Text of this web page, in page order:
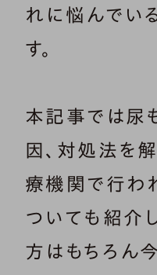
れに悩んでい
す。
本記事では尿
因、対処法を
療機関で行わ
ついても紹介
方はもちろん